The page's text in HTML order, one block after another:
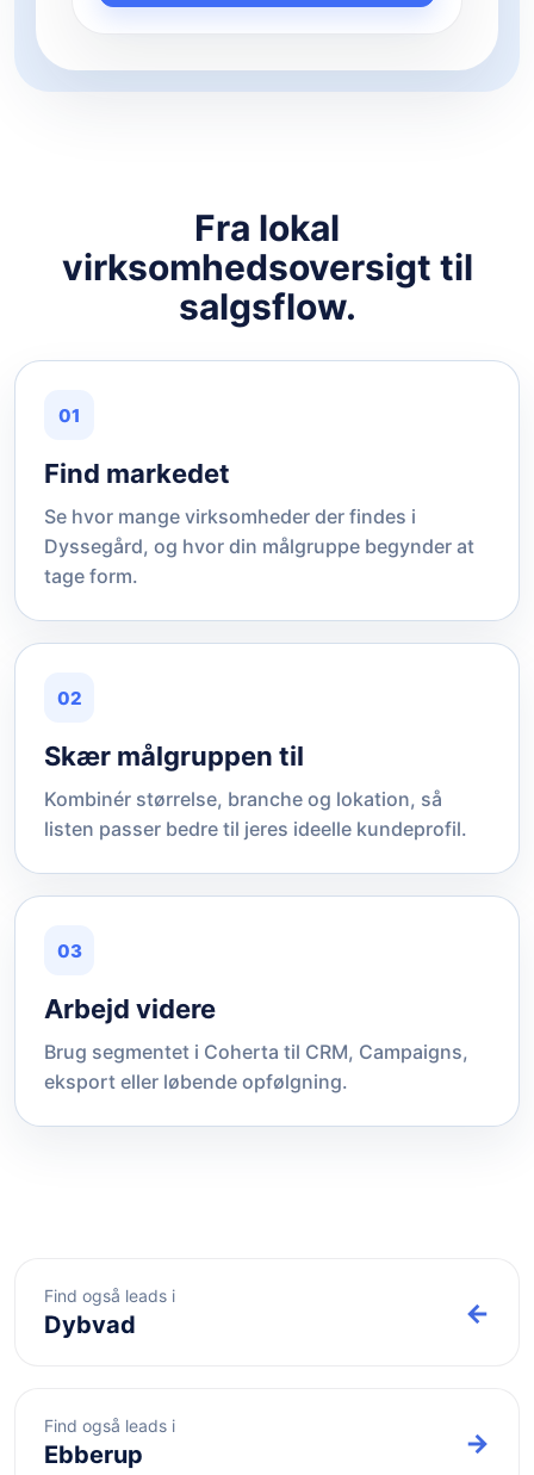
Fra lokal
virksomhedsoversigt til
salgsflow.
01
Find markedet
Se hvor mange virksomheder der findes i
Dyssegård, og hvor din målgruppe begynder at
tage form.
02
Skær målgruppen til
Kombinér størrelse, branche og lokation, så
listen passer bedre til jeres ideelle kundeprofil.
03
Arbejd videre
Brug segmentet i Coherta til CRM, Campaigns,
eksport eller løbende opfølgning.
Find også leads i
Dybvad ←
Find også leads i
Ebberup →